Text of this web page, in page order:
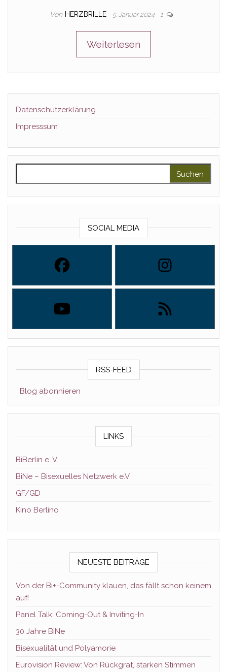
Von HERZBRILLE 5. Januar 2024 1
Weiterlesen
Datenschutzerklärung
Impresssum
SOCIAL MEDIA
RSS-FEED
Blog abonnieren
LINKS
BiBerlin e. V.
BiNe – Bisexuelles Netzwerk e.V.
GF/GD
Kino Berlino
NEUESTE BEITRÄGE
Von der Bi+-Community klauen, das fällt schon keinem
auf!
Panel Talk: Coming-Out & Inviting-In
30 Jahre BiNe
Bisexualität und Polyamorie
Eurovision Review: Von Rückgrat, starken Stimmen